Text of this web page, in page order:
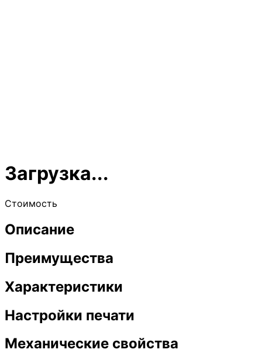
Загрузка...
Стоимость
Описание
Преимущества
Характеристики
Настройки печати
Механические свойства